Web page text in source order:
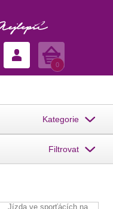
Košík
0
Kategorie
Filtrovat